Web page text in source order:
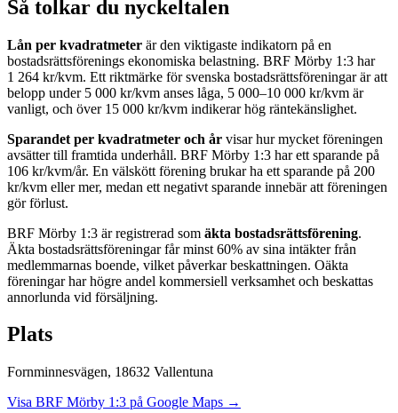
Så tolkar du nyckeltalen
Lån per kvadratmeter är den viktigaste indikatorn på en
bostadsrättsförenings ekonomiska belastning. BRF Mörby 1:3 har
1 264 kr/kvm. Ett riktmärke för svenska bostadsrättsföreningar är att
belopp under 5 000 kr/kvm anses låga, 5 000–10 000 kr/kvm är
vanligt, och över 15 000 kr/kvm indikerar hög räntekänslighet.
Sparandet per kvadratmeter och år visar hur mycket föreningen
avsätter till framtida underhåll. BRF Mörby 1:3 har ett sparande på
106 kr/kvm/år. En välskött förening brukar ha ett sparande på 200
kr/kvm eller mer, medan ett negativt sparande innebär att föreningen
gör förlust.
BRF Mörby 1:3 är registrerad som äkta bostadsrättsförening.
Äkta bostadsrättsföreningar får minst 60% av sina intäkter från
medlemmarnas boende, vilket påverkar beskattningen. Oäkta
föreningar har högre andel kommersiell verksamhet och beskattas
annorlunda vid försäljning.
Plats
Fornminnesvägen, 18632 Vallentuna
Visa BRF Mörby 1:3 på Google Maps →